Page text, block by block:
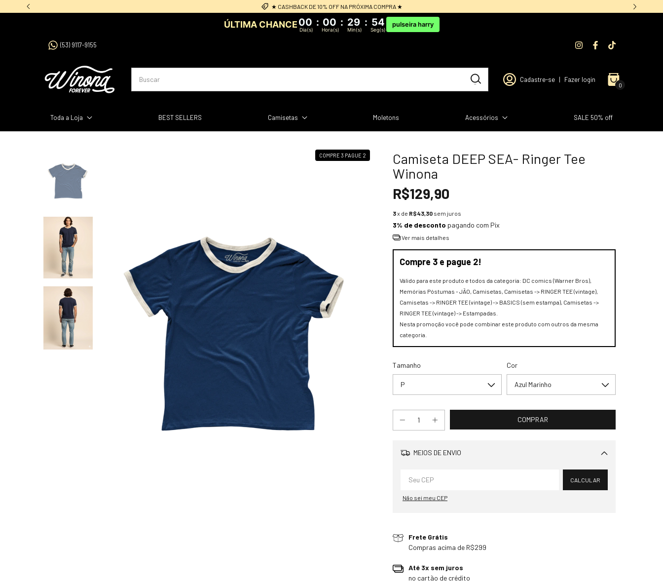
Frete Grátis: acima de R$349 sul e sudeste
ÚLTIMA CHANCE00 : 00 : 29 : 53
Dia(s) Hora(s) Min(s) Seg(s)
pulseira harry
(53) 9117-9155
Cadastre-se | Fazer login
0
Toda a Loja BEST SELLERS Camisetas Moletons Acessórios SALE 50% off
COMPRE 3 PAGUE 2
Camiseta DEEP SEA- Ringer Tee
Winona
R$129,90
3x de R$43,30 sem juros
3% de desconto pagando com Pix
Ver mais detalhes
Compre 3 e pague 2!
Válido para este produto e todos da categoria: DC comics (Warner Bros),
Memórias Póstumas - JÃO, Camisetas, Camisetas -> RINGER TEE (vintage),
Camisetas -> RINGER TEE (vintage) -> BASICS (sem estampa), Camisetas ->
RINGER TEE (vintage) -> Estampadas.
Nesta promoção você pode combinar este produto com outros da mesma
categoria.
Tamanho Cor
MEIOS DE ENVIO
Alterar CEP
CALCULAR
Não sei meu CEP
Frete Grátis
Compras acima de R$299
Até 3x sem juros
no cartão de crédito